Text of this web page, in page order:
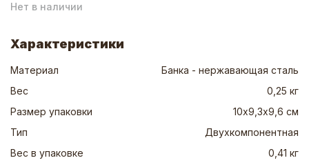
Нет в наличии
Характеристики
Материал
Банка - нержавающая сталь
Вес
0,25 кг
Размер упаковки
10х9,3х9,6 см
Тип
Двухкомпонентная
Вес в упаковке
0,41 кг